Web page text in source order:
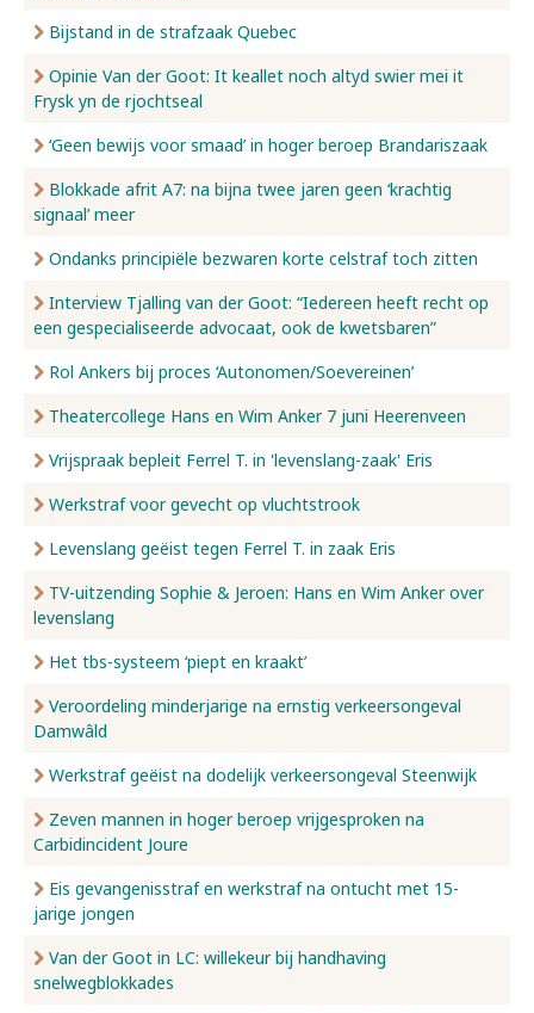
Bijstand in de strafzaak Quebec
Opinie Van der Goot: It keallet noch altyd swier mei it
Frysk yn de rjochtseal
‘Geen bewijs voor smaad’ in hoger beroep Brandariszaak
Blokkade afrit A7: na bijna twee jaren geen ‘krachtig
signaal’ meer
Ondanks principiële bezwaren korte celstraf toch zitten
Interview Tjalling van der Goot: “Iedereen heeft recht op
een gespecialiseerde advocaat, ook de kwetsbaren”
Rol Ankers bij proces ‘Autonomen/Soevereinen’
Theatercollege Hans en Wim Anker 7 juni Heerenveen
Vrijspraak bepleit Ferrel T. in 'levenslang-zaak' Eris
Werkstraf voor gevecht op vluchtstrook
Levenslang geëist tegen Ferrel T. in zaak Eris
TV-uitzending Sophie & Jeroen: Hans en Wim Anker over
levenslang
Het tbs-systeem ‘piept en kraakt’
Veroordeling minderjarige na ernstig verkeersongeval
Damwâld
Werkstraf geëist na dodelijk verkeersongeval Steenwijk
Zeven mannen in hoger beroep vrijgesproken na
Carbidincident Joure
Eis gevangenisstraf en werkstraf na ontucht met 15-
jarige jongen
Van der Goot in LC: willekeur bij handhaving
snelwegblokkades